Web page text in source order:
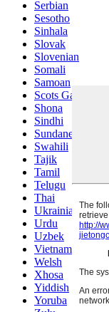
Serbian
Sesotho
Sinhala
Slovak
Slovenian
Somali
Samoan
Scots Gaelic
Shona
Sindhi
Sundanese
Swahili
Tajik
Tamil
Telugu
Thai
Ukrainian
Urdu
Uzbek
Vietnamese
Welsh
Xhosa
Yiddish
Yoruba